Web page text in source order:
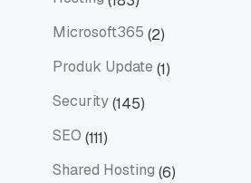
Microsoft365 (2)
Produk Update (1)
Security(145)
SEO (111)
Shared Hosting (6)